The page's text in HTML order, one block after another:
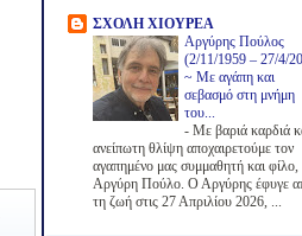
ΣΧΟΛΗ ΧΙΟΥΡΕΑ
Αργύρης Πούλος
(2/11/1959 – 27/4/
~ Με αγάπη και
σεβασμό στη μνήμη
του...
- Με βαριά καρδιά
ανείπωτη θλίψη αποχαιρετούμε τον
αγαπημένο μας συμμαθητή και φίλο,
Αργύρη Πούλο. Ο Αργύρης έφυγε
τη ζωή στις 27 Απριλίου 2026, ...